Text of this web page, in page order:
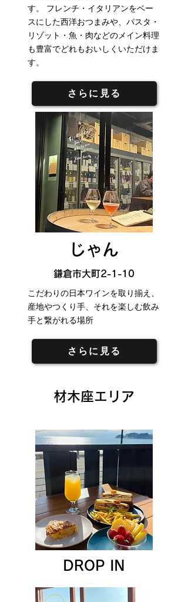
す。 フレンチ・イタリアンをベー
スにした西洋おつまみや、パスタ・
リゾット・魚・肉などのメイン料理
も豊富でどれもおいしくいただけま
す。
さらに見る
じゃん
鎌倉市大町2-1-10
こだわりの日本ワインを取り揃え、
産地やつくり手、それを楽しむ飲み
手と繋がれる場所
さらに見る
材木座エリア
DROP IN